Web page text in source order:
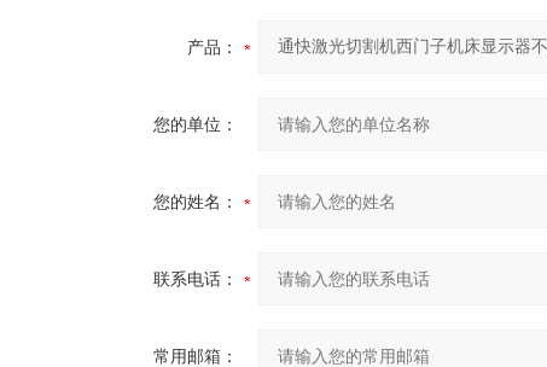
产品：
您的单位：
您的姓名：
联系电话：
常用邮箱：